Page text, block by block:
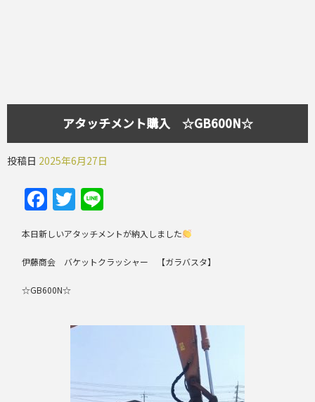
アタッチメント購入 ☆GB600N☆
投稿日 2025年6月27日
Facebook
Twitter
本日新しいアタッチメントが納入しました
伊藤商会 バケットクラッシャー 【ガラバスタ】
☆GB600N☆